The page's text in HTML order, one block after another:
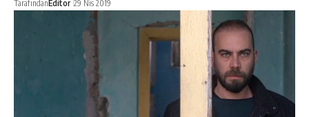
TarafındanEditör 29 Nis 2019